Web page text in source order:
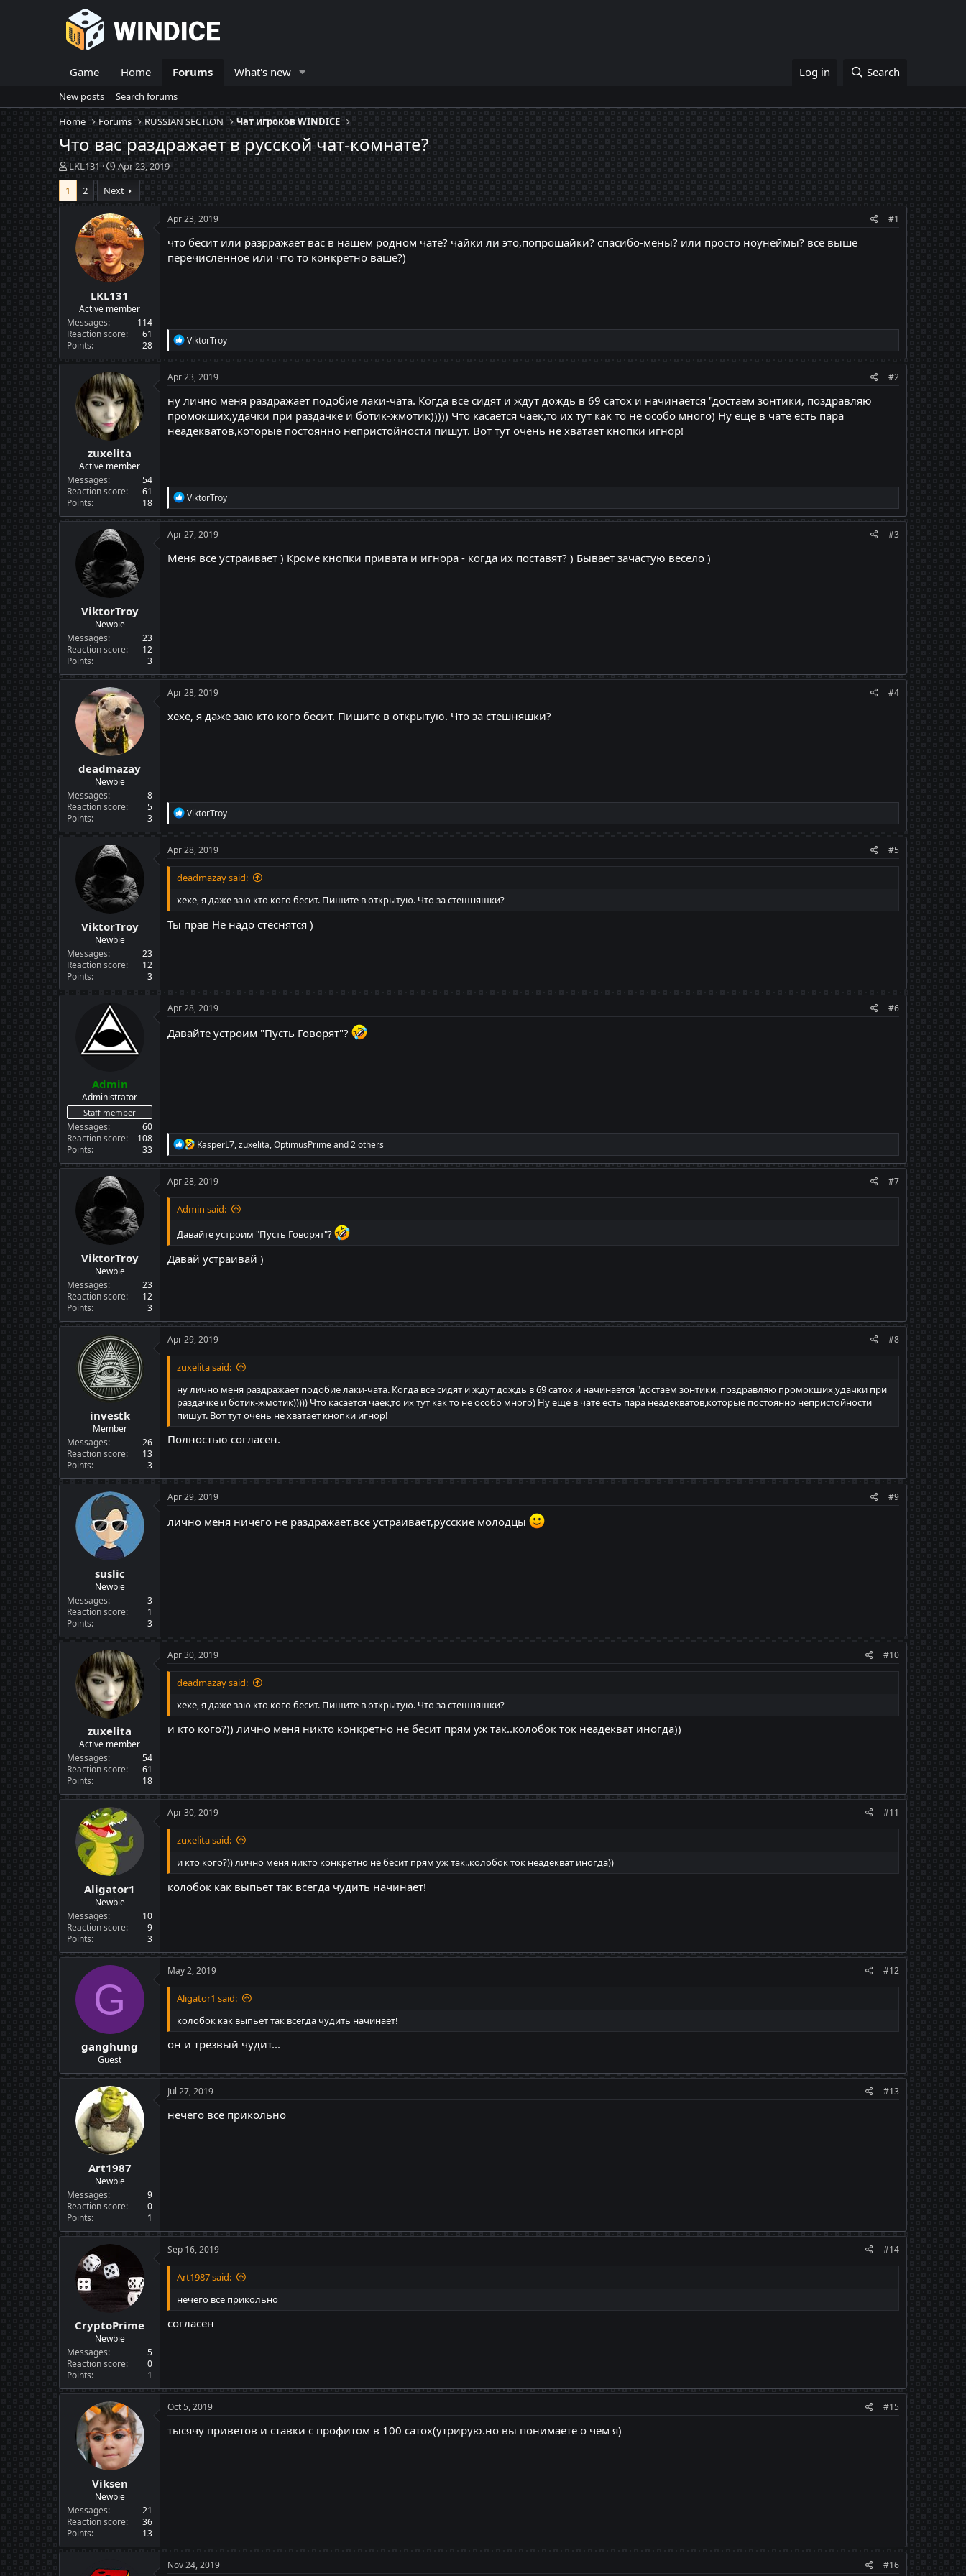
Game Home Forums What's new Log in Search
New posts
Search forums
Home
Forums RUSSIAN SECTION Чат игроков WINDICE
Что вас раздражает в русской чат-комнате?
T
h
r
e
r
LKL131
S
t
a
r
t
d
a
t
e
Apr 23, 2019
1
2 Next
LKL131
Active member
Messages
114
Reaction score
61
Points
28
Apr 23, 2019 #1
что бесит или разрражает вас в нашем родном чате? чайки ли это,попрошайки? спасибо-мены? или просто ноунеймы? все выше
перечисленное или что то конкретно ваше?)
R
e
a
c
t
i
o
n
s
ViktorTroy
zuxelita
Active member
Messages
54
Reaction score
61
Points
18
Apr 23, 2019 #2
ну лично меня раздражает подобие лаки-чата. Когда все сидят и ждут дождь в 69 сатох и начинается "достаем зонтики, поздравляю
промокших,удачки при раздачке и ботик-жмотик))))) Что касается чаек,то их тут как то не особо много) Ну еще в чате есть пара
неадекватов,которые постоянно непристойности пишут. Вот тут очень не хватает кнопки игнор!
R
e
a
c
t
o
ViktorTroy
ViktorTroy
Newbie
Messages
23
Reaction score
12
Points
3
Apr 27, 2019 #3
Меня все устраивает ) Кроме кнопки привата и игнора - когда их поставят? ) Бывает зачастую весело )
deadmazay
Newbie
Messages
8
Reaction score
5
Points
3
Apr 28, 2019 #4
хехе, я даже заю кто кого бесит. Пишите в открытую. Что за стешняшки?
R
e
a
c
t
i
o
s
:
ViktorTroy
ViktorTroy
Newbie
Messages
23
Reaction score
12
Points
3
Apr 28, 2019 #5
deadmazay said:
хехе, я даже заю кто кого бесит. Пишите в открытую. Что за стешняшки?
Ты прав Не надо стеснятся )
Admin
Administrator
Staff member
Messages
60
Reaction score
108
Points
33
Apr 28, 2019 #6
Давайте устроим "Пусть Говорят"?
R
e
a
c
t
i
o
s
:
KasperL7,zuxelita,OptimusPrimeand 2 others
ViktorTroy
Newbie
Messages
23
Reaction score
12
Points
3
Apr 28, 2019 #7
Admin said:
Давайте устроим "Пусть Говорят"?
Давай устраивай )
investk
Member
Messages
26
Reaction score
13
Points
3
Apr 29, 2019 #8
zuxelita said:
ну лично меня раздражает подобие лаки-чата. Когда все сидят и ждут дождь в 69 сатох и начинается "достаем зонтики, поздравляю промокших,удачки при
раздачке и ботик-жмотик))))) Что касается чаек,то их тут как то не особо много) Ну еще в чате есть пара неадекватов,которые постоянно непристойности
пишут. Вот тут очень не хватает кнопки игнор!
Полностью согласен.
suslic
Newbie
Messages
3
Reaction score
1
Points
3
Apr 29, 2019 #9
лично меня ничего не раздражает,все устраивает,русские молодцы
zuxelita
Active member
Messages
54
Reaction score
61
Points
18
Apr 30, 2019 #10
deadmazay said:
хехе, я даже заю кто кого бесит. Пишите в открытую. Что за стешняшки?
и кто кого?)) лично меня никто конкретно не бесит прям уж так..колобок ток неадекват иногда))
Aligator1
Newbie
Messages
10
Reaction score
9
Points
3
Apr 30, 2019 #11
zuxelita said:
и кто кого?)) лично меня никто конкретно не бесит прям уж так..колобок ток неадекват иногда))
колобок как выпьет так всегда чудить начинает!
G
ganghung
Guest
May 2, 2019 #12
Aligator1 said:
колобок как выпьет так всегда чудить начинает!
он и трезвый чудит...
Art1987
Newbie
Messages
9
Reaction score
0
Points
1
Jul 27, 2019 #13
нечего все прикольно
CryptoPrime
Newbie
Messages
5
Reaction score
0
Points
1
Sep 16, 2019 #14
Art1987 said:
нечего все прикольно
согласен
Viksen
Newbie
Messages
21
Reaction score
36
Points
13
Oct 5, 2019 #15
тысячу приветов и ставки с профитом в 100 сатох(утрирую.но вы понимаете о чем я)
Nov 24, 2019 #16